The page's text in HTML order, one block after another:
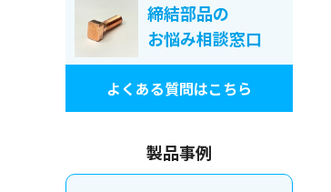
締結部品の
お悩み相談窓口
よくある質問はこちら
製品事例